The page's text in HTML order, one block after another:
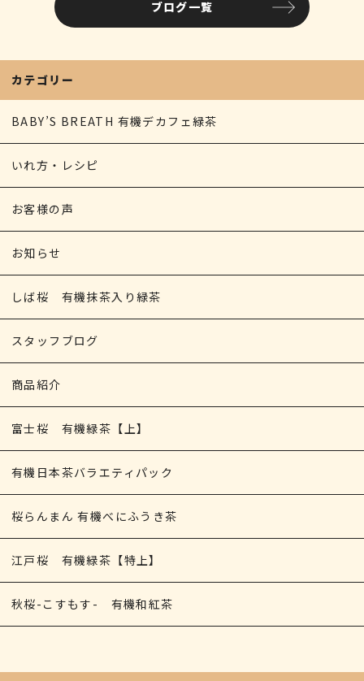
ブログ一覧
カテゴリー
BABY’S BREATH 有機デカフェ緑茶
いれ方・レシピ
お客様の声
お知らせ
しば桜 有機抹茶入り緑茶
スタッフブログ
商品紹介
富士桜 有機緑茶【上】
有機日本茶バラエティパック
桜らんまん 有機べにふうき茶
江戸桜 有機緑茶【特上】
秋桜-こすもす- 有機和紅茶